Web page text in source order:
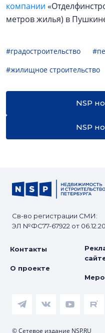
компании
метров жилья) в
#градостроительство
#жилищное строительство
NSP
NSP
Св-во регистрации СМИ:
ЭЛ №ФС77-67922 от
Контакты
О проекте
© Сетевое издание NSP.RU